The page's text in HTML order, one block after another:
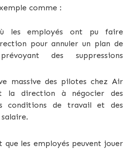
comme :
les employés ont pu faire
pour annuler un plan de
des suppressions
massive des pilotes chez Air
la direction à négocier des
conditions de travail et des
que les employés peuvent jouer